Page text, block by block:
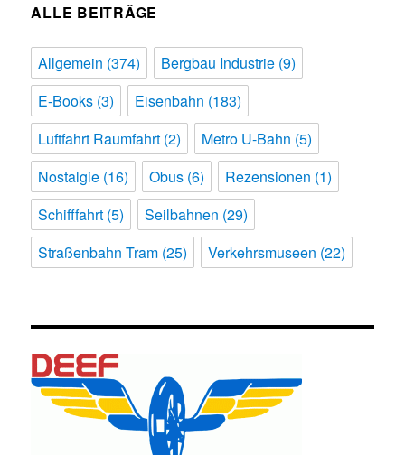
ALLE BEITRÄGE
Allgemein (374) Bergbau Industrie (9)
E-Books (3) Eisenbahn (183)
Luftfahrt Raumfahrt (2) Metro U-Bahn (5)
Nostalgie (16) Obus (6) Rezensionen (1)
Schifffahrt (5) Seilbahnen (29)
Straßenbahn Tram (25) Verkehrsmuseen (22)